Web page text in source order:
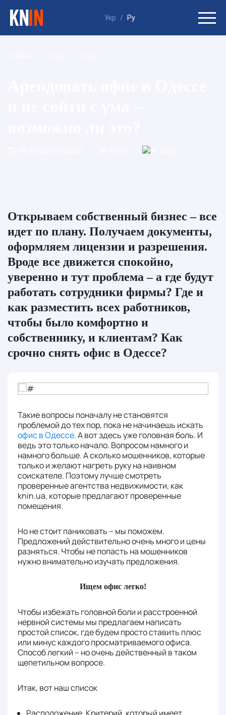
Укр / Ру
Открываем собственный бизнес – все
идет по плану. Получаем документы,
оформляем лицензии и разрешения.
Вроде все движется спокойно,
уверенно и тут проблема – а где будут
работать сотрудники фирмы? Где и
как разместить всех работников,
чтобы было комфортно и
собственнику, и клиентам? Как
срочно снять офис в Одессе?
Такие вопросы поначалу не становятся
проблемой до тех пор, пока не начинаешь искать
офис в Одессе. А вот здесь уже головная боль. И
ведь это только начало. Вопросом намного и
намного больше. А сколько мошенников, которые
только и желают нагреть руку на наивном
соискателе. Поэтому лучше смотреть
проверенные агентства недвижимости, как
knin.ua, которые предлагают проверенные
помещения.
Но не стоит паниковать – мы поможем.
Предложений действительно очень много и цены
разняться. Чтобы не попасть на мошенников
нужно внимательно изучать предложения.
Ищем офис легко!
Чтобы избежать головной боли и расстроенной
нервной системы мы предлагаем написать
простой список, где будем просто ставить плюс
или минус каждого просматриваемого офиса.
Способ легкий – но очень действенный в таком
щепетильном вопросе.
Итак, вот наш список